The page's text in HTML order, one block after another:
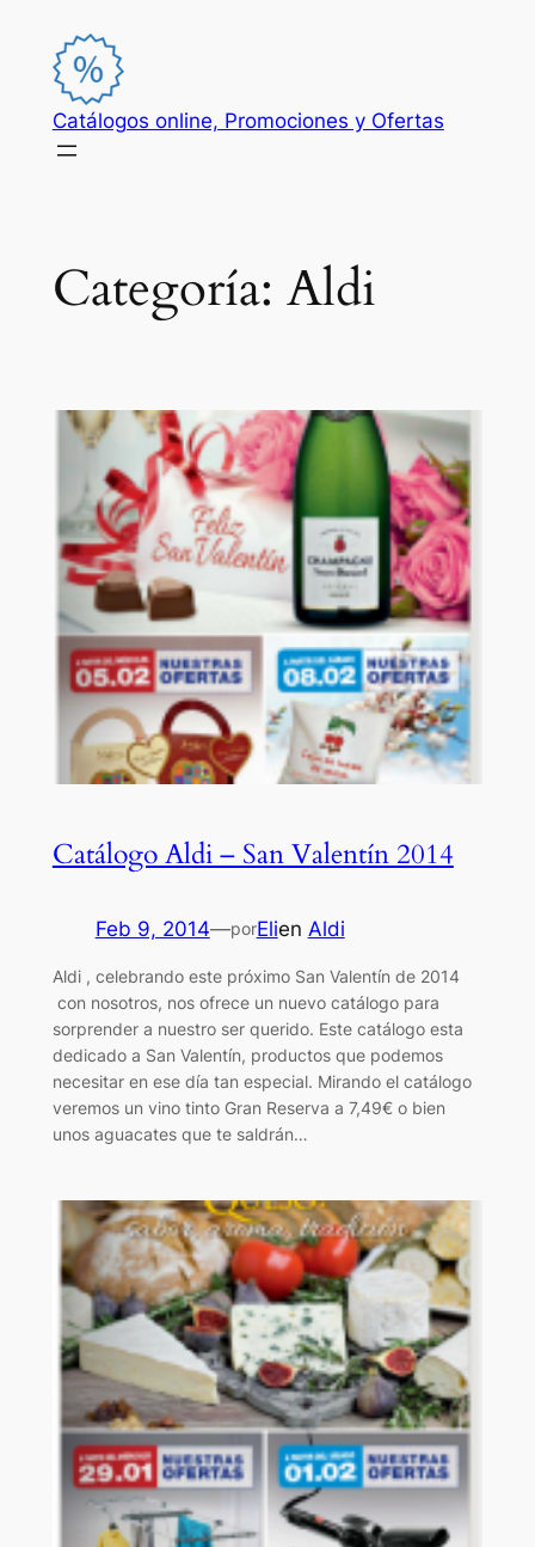
contenido
Catálogos online, Promociones y Ofertas
Categoría: Aldi
Catálogo Aldi – San Valentín 2014
Feb 9, 2014—porElien Aldi
Aldi , celebrando este próximo San Valentín de 2014
con nosotros, nos ofrece un nuevo catálogo para
sorprender a nuestro ser querido. Este catálogo esta
dedicado a San Valentín, productos que podemos
necesitar en ese día tan especial. Mirando el catálogo
veremos un vino tinto Gran Reserva a 7,49€ o bien
unos aguacates que te saldrán…